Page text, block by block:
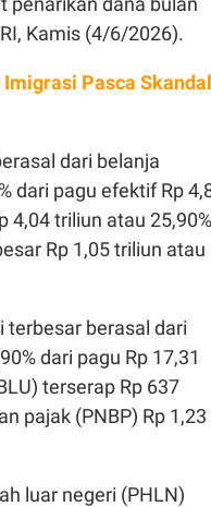
Kamis (4/6/2026).
Pasca Skandal
dari belanja
dari pagu efektif Rp
4,04 triliun atau 25,90%
Rp 1,05 triliun atau
terbesar berasal dari
dari pagu Rp 17,31
terserap Rp 637
pajak (PNBP) Rp 1,23
luar negeri (PHLN)